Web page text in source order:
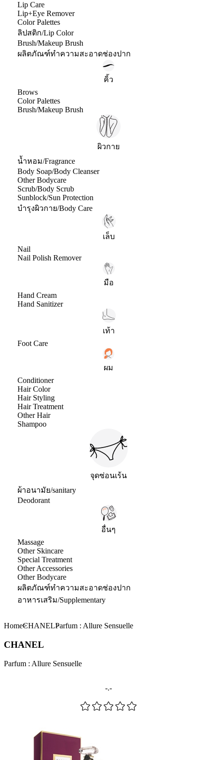
Lip Care
Lip+Eye Remover
Color Palettes
ลิปสติก/Lip Color
Brush/Makeup Brush
ผลิตภัณฑ์ทำความสะอาดช่องปาก
คิ้ว
Brows
Color Palettes
Brush/Makeup Brush
ผิวกาย
น้ำหอม/Fragrance
Body Soap/Body Cleanser
Other Bodycare
Scrub/Body Scrub
Sunblock/Sun Protection
บำรุงผิวกาย/Body Care
เล็บ
Nail
Nail Polish Remover
มือ
Hand Cream
Hand Sanitizer
เท้า
Foot Care
ผม
Conditioner
Hair Color
Hair Styling
Hair Treatment
Other Hair
Shampoo
จุดซ่อนเร้น
ผ้าอนามัย/sanitary
Deodorant
อื่นๆ
Massage
Other Skincare
Special Treatment
Other Accessories
Other Bodycare
ผลิตภัณฑ์ทำความสะอาดช่องปาก
อาหารเสริม/Supplementary
HomeCHANELParfum : Allure Sensuelle
CHANEL
Parfum : Allure Sensuelle
-.-